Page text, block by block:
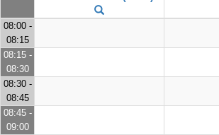
08:00 -
08:15
08:15 -
08:30
08:30 -
08:45
08:45 -
09:00